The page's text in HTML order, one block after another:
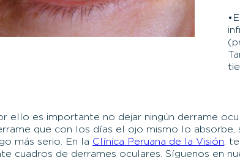
ello es importante no dejar ningún derrame
que con los días el ojo mismo lo
más serio. En la Clínica Peruana de la Visión,
cuadros de derrames oculares. Síguenos en